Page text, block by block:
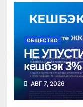
ОБЩЕСТВО
НЕ
кешбэк
СБП в
АВГ 7, 2026